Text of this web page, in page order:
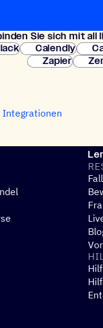
Sie sich mit all
Calendly
Zapier